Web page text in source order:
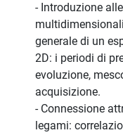
- Introduzione
generale di un
2D: i periodi di
evoluzione,
acquisizione.
- Connessione
legami: